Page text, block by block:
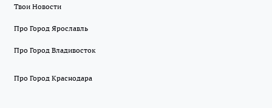
Твои Новости
Про Город Ярославль
Про Город Владивосток
Про Город Краснодара